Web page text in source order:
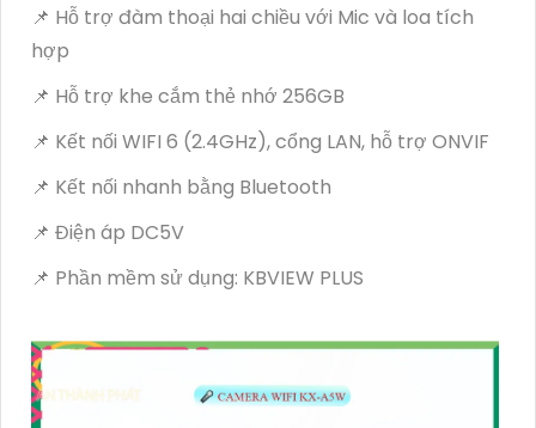
📌 Hỗ trợ đàm thoại hai chiều với Mic và loa tích
hợp
📌 Hỗ trợ khe cắm thẻ nhớ 256GB
📌 Kết nối WIFI 6 (2.4GHz), cổng LAN, hỗ trợ ONVIF
📌 Kết nối nhanh bằng Bluetooth
📌 Điện áp DC5V
📌 Phần mềm sử dụng: KBVIEW PLUS